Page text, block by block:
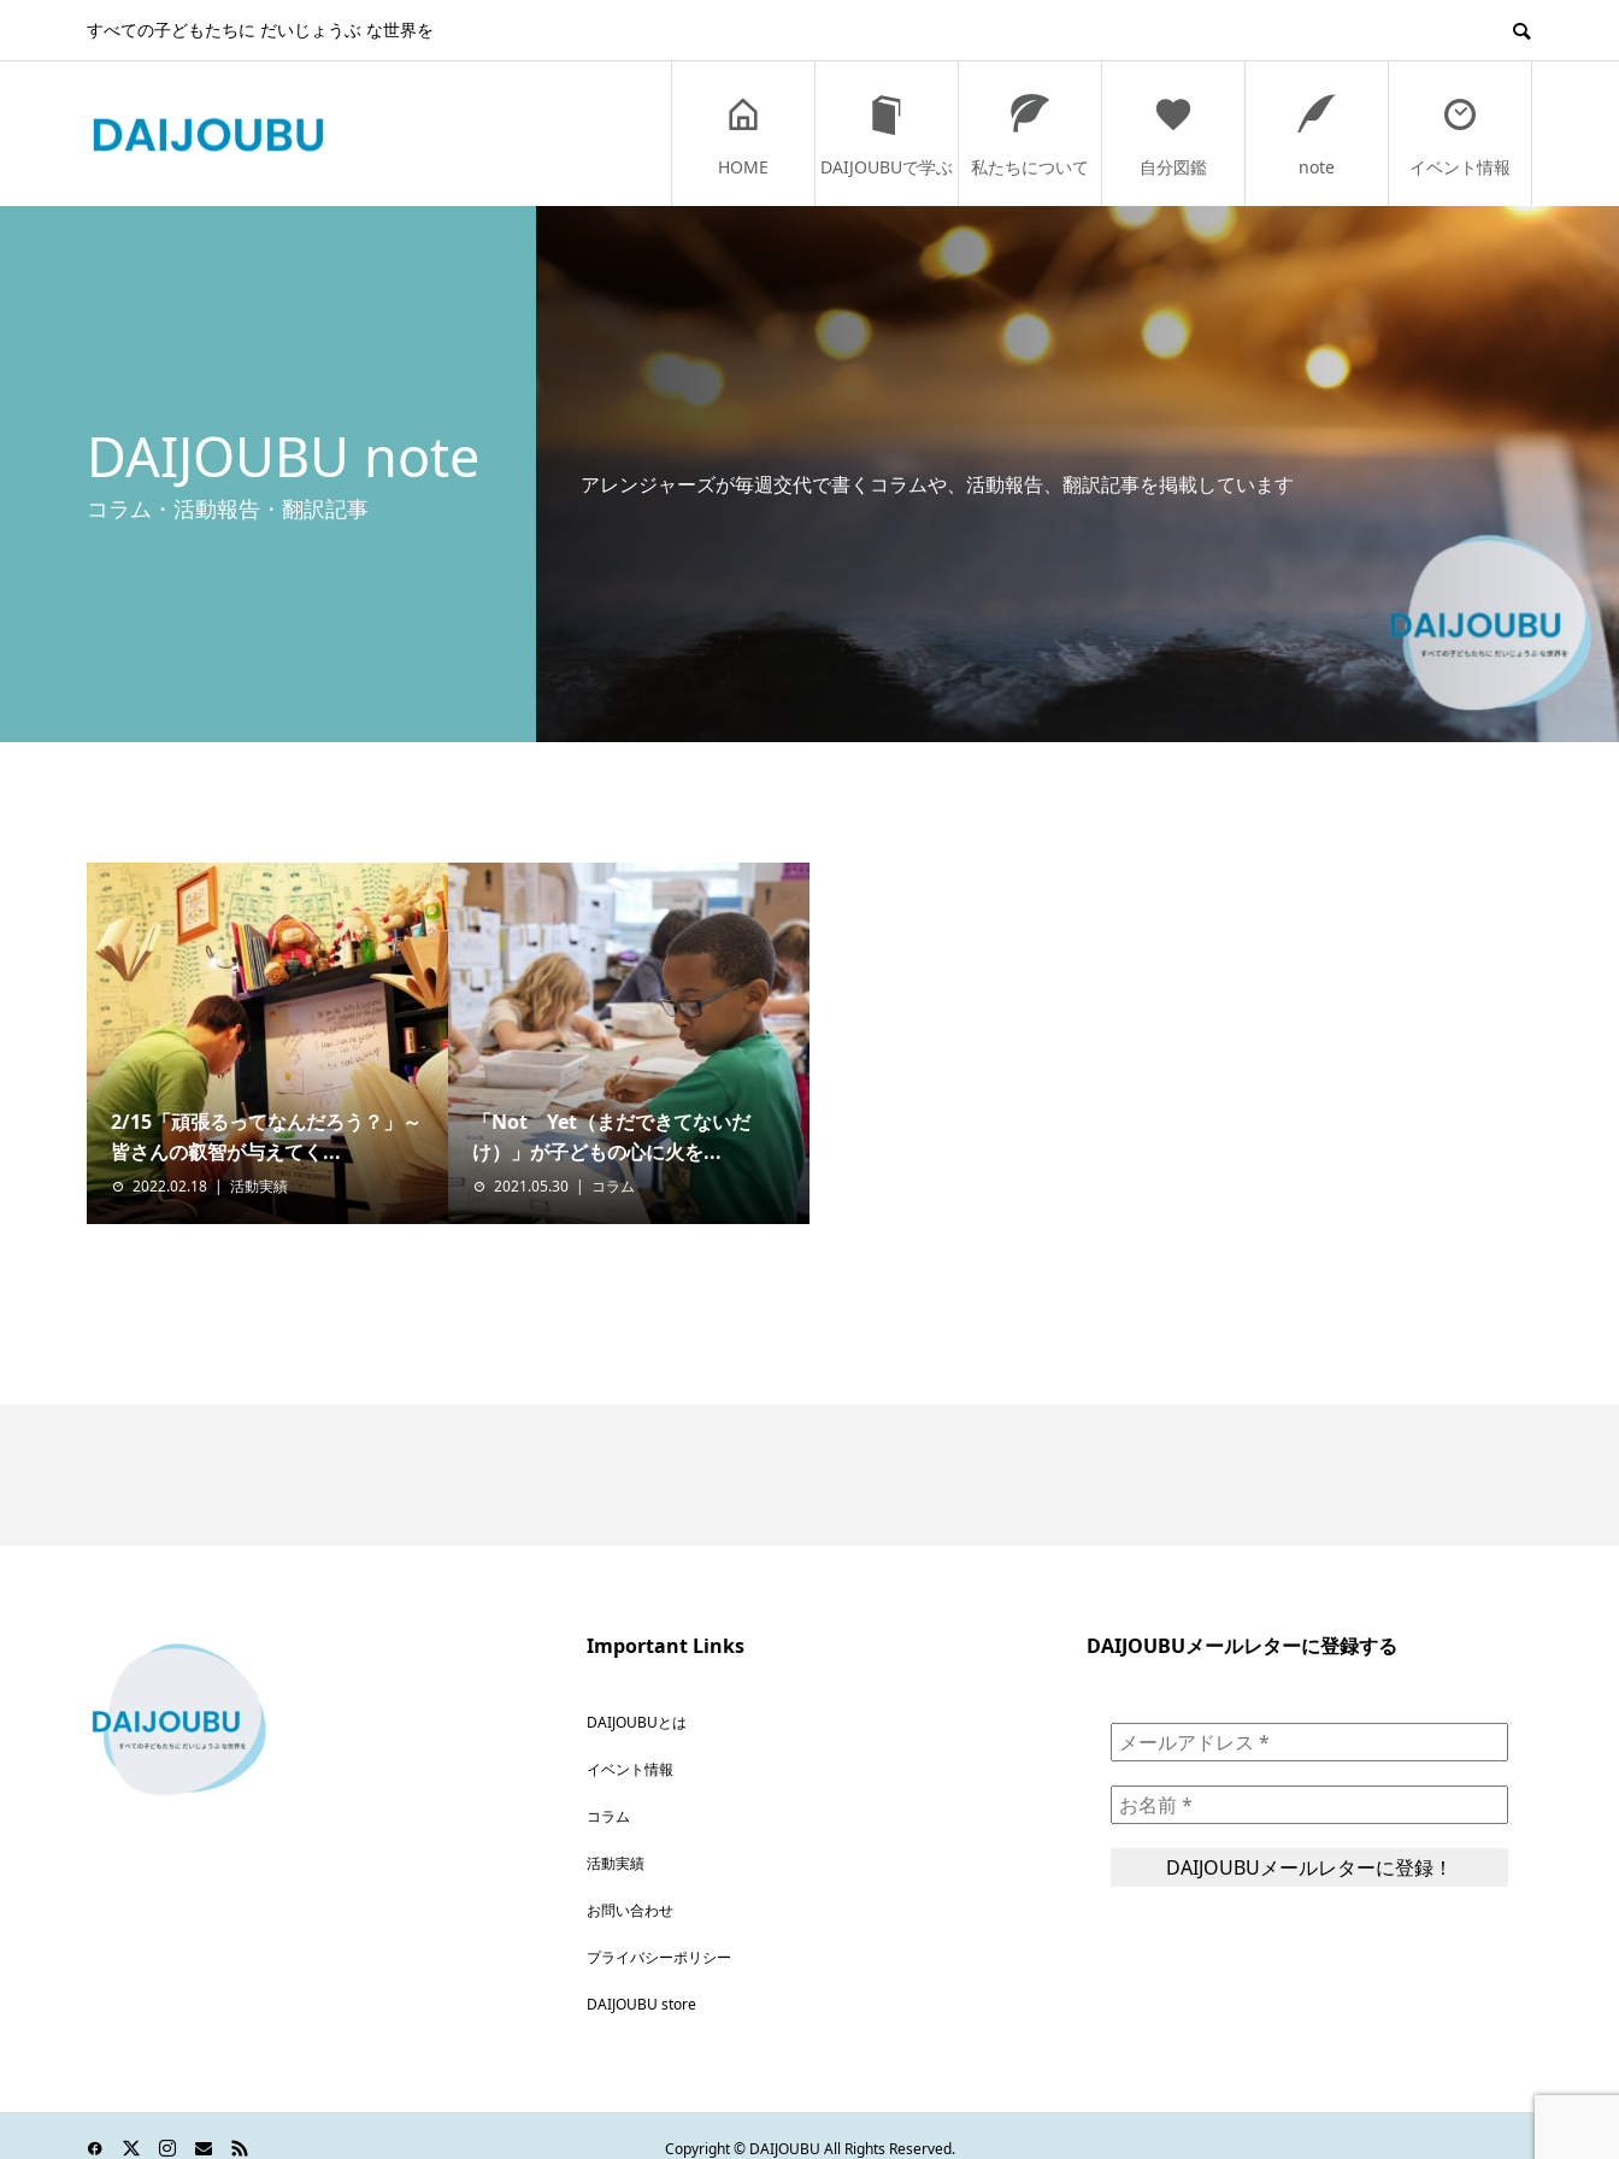
すべての子どもたちに だいじょうぶ な世界を
HOME DAIJOUBUで学ぶ 私たちについて 自分図鑑 note イベント情報
DAIJOUBU note
コラム・活動報告・翻訳記事
アレンジャーズが毎週交代で書くコラムや、活動報告、翻訳記事を掲載しています
2/15「頑張るってなんだろう？」～
皆さんの叡智が与えてく...
2022.02.18 活動実績
「Not Yet（まだできてないだ
け）」が子どもの心に火を...
2021.05.30 コラム
Important Links
DAIJOUBUとは
イベント情報
コラム
活動実績
お問い合わせ
プライバシーポリシー
DAIJOUBU store
DAIJOUBUメールレターに登録する
Copyright © DAIJOUBU All Rights Reserved.